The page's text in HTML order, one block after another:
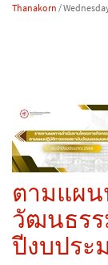
Thanakorn /
ตามแผ
วัฒนธรร
ปีงบประ